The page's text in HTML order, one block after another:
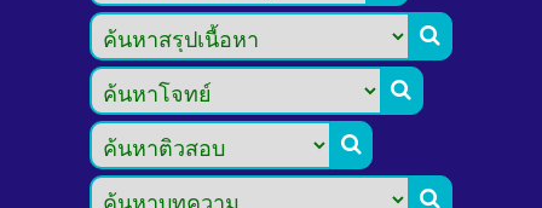



